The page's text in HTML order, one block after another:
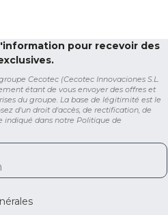
pour recevoir des
Cecotec (Cecotec Innovaciones S.L.
étant de vous envoyer des offres et
du groupe. La base de légitimité est le
d'un droit d'accès, de rectification, de
indiqué dans notre Politique de